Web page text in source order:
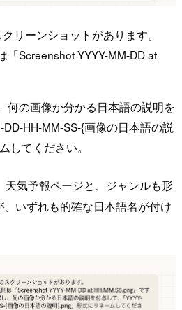
リーンショットがあります。
「Screenshot YYYY-MM-DD at
何の画像か分かる日本語の説明を
HH-MM-SS-{画像の日本語の説
してください。
気予報ページと、ジャンルも形
いずれも的確な日本語名が付け